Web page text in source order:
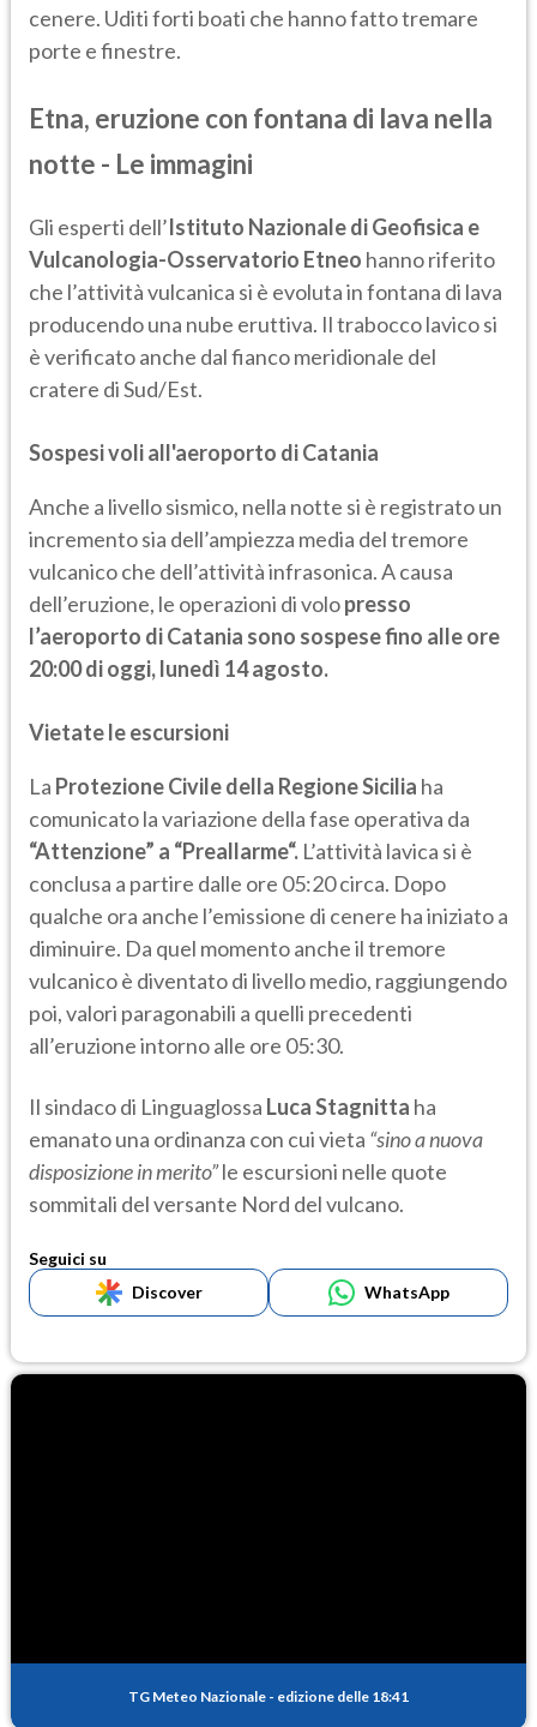
cenere. Uditi forti boati che hanno fatto tremare
porte e finestre.
Etna, eruzione con fontana di lava nella
notte - Le immagini
Gli esperti dell’Istituto Nazionale di Geofisica e
Vulcanologia-Osservatorio Etneo hanno riferito
che l’attività vulcanica si è evoluta in fontana di lava
producendo una nube eruttiva. Il trabocco lavico si
è verificato anche dal fianco meridionale del
cratere di Sud/Est.
Sospesi voli all'aeroporto di Catania
Anche a livello sismico, nella notte si è registrato un
incremento sia dell’ampiezza media del tremore
vulcanico che dell’attività infrasonica. A causa
dell’eruzione, le operazioni di volopresso
l’aeroporto di Catania sono sospese fino alle ore
20:00 di oggi, lunedì 14 agosto.
Vietate le escursioni
La Protezione Civile della Regione Sicilia ha
comunicato la variazione della fase operativa da
“Attenzione” a “Preallarme“. L’attività lavica si è
conclusa a partire dalle ore 05:20 circa. Dopo
qualche ora anche l’emissione di cenere ha iniziato a
diminuire. Da quel momento anche il tremore
vulcanico è diventato di livello medio, raggiungendo
poi, valori paragonabili a quelli precedenti
all’eruzione intorno alle ore 05:30.
Il sindaco di Linguaglossa Luca Stagnitta ha
emanato una ordinanza con cui vieta “sino a nuova
disposizione in merito”le escursioni nelle quote
sommitali del versante Nord del vulcano.
Seguici su
Discover
WhatsApp
TG Meteo Nazionale - edizione delle 18:41